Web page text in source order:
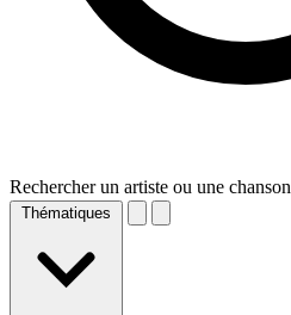
Rechercher un artiste ou une chanson
Thématiques